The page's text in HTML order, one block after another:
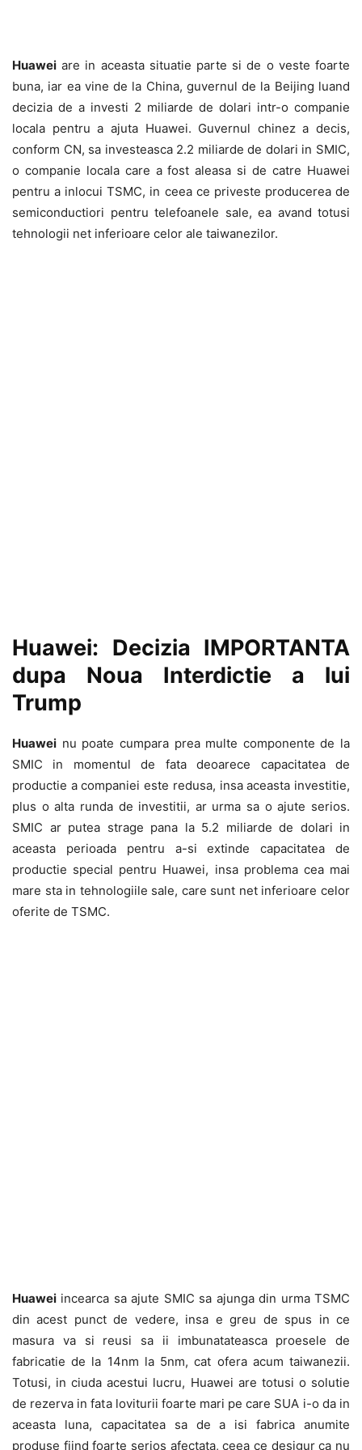
Huawei are in aceasta situatie parte si de o veste foarte
buna, iar ea vine de la China, guvernul de la Beijing luand
decizia de a investi 2 miliarde de dolari intr-o companie
locala pentru a ajuta Huawei. Guvernul chinez a decis,
conform CN, sa investeasca 2.2 miliarde de dolari in SMIC,
o companie locala care a fost aleasa si de catre Huawei
pentru a inlocui TSMC, in ceea ce priveste producerea de
semiconductiori pentru telefoanele sale, ea avand totusi
tehnologii net inferioare celor ale taiwanezilor.
Huawei: Decizia IMPORTANTA
dupa Noua Interdictie a lui
Trump
Huawei nu poate cumpara prea multe componente de la
SMIC in momentul de fata deoarece capacitatea de
productie a companiei este redusa, insa aceasta investitie,
plus o alta runda de investitii, ar urma sa o ajute serios.
SMIC ar putea strage pana la 5.2 miliarde de dolari in
aceasta perioada pentru a-si extinde capacitatea de
productie special pentru Huawei, insa problema cea mai
mare sta in tehnologiile sale, care sunt net inferioare celor
oferite de TSMC.
Huawei incearca sa ajute SMIC sa ajunga din urma TSMC
din acest punct de vedere, insa e greu de spus in ce
masura va si reusi sa ii imbunatateasca proesele de
fabricatie de la 14nm la 5nm, cat ofera acum taiwanezii.
Totusi, in ciuda acestui lucru, Huawei are totusi o solutie
de rezerva in fata loviturii foarte mari pe care SUA i-o da in
aceasta luna, capacitatea sa de a isi fabrica anumite
produse fiind foarte serios afectata, ceea ce desigur ca nu